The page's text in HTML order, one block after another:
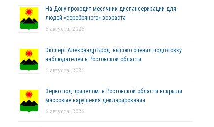
На Дону проходит месячник диспансеризации для
людей «серебряного» возраста
6 августа, 2026
Эксперт Александр Брод высоко оценил подготовку
наблюдателей в Ростовской области
6 августа, 2026
Зерно под прицелом: в Ростовской области вскрыли
массовые нарушения декларирования
6 августа, 2026